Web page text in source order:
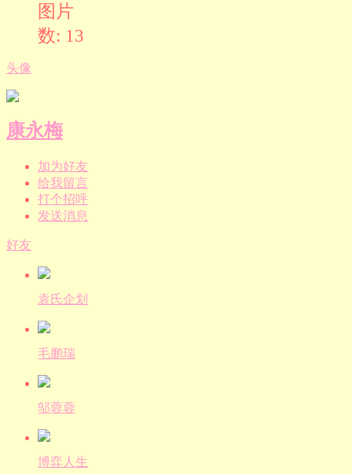
图片
数: 13
头像
康永梅
加为好友
给我留言
打个招呼
发送消息
好友
袁氏企划
毛鹏瑞
邬蓉蓉
博弈人生